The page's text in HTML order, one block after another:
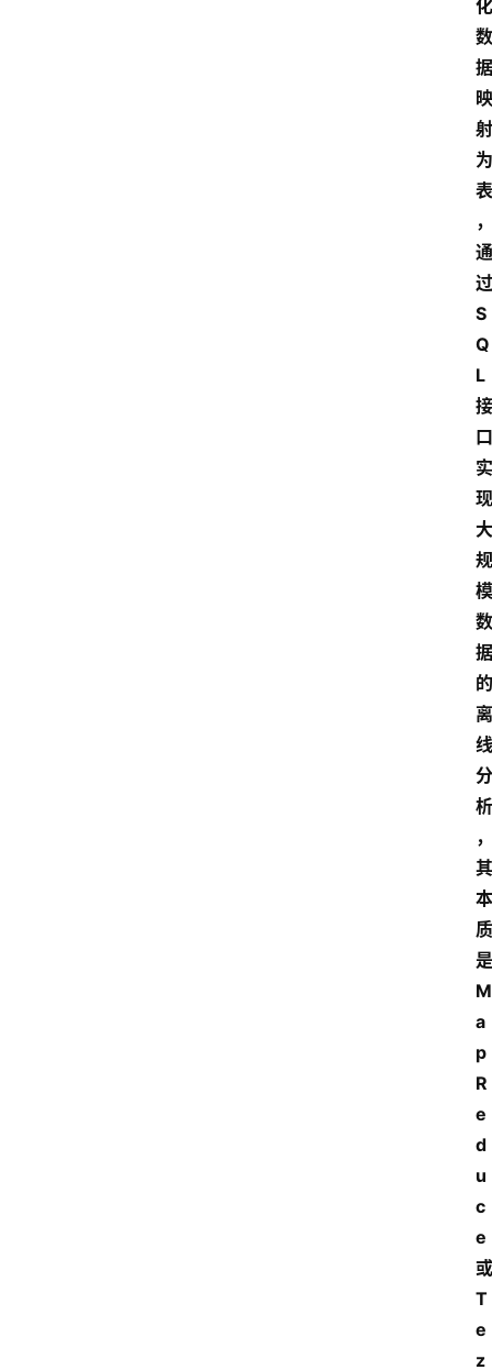
化
数
据
映
射
为
表
，
通
过
S
Q
L
接
口
实
现
大
规
模
数
据
的
离
线
分
析
，
其
本
质
是
M
a
p
R
e
d
u
c
e
或
T
e
z